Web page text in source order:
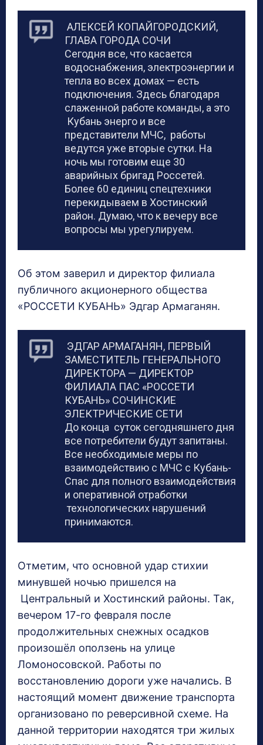
АЛЕКСЕЙ КОПАЙГОРОДСКИЙ,
ГЛАВА ГОРОДА СОЧИ
Сегодня все, что касается
водоснабжения, электроэнергии и
тепла во всех домах — есть
подключения. Здесь благодаря
слаженной работе команды, а это
Кубань энерго и все
представители МЧС, работы
ведутся уже вторые сутки. На
ночь мы готовим еще 30
аварийных бригад Россетей.
Более 60 единиц спецтехники
перекидываем в Хостинский
район. Думаю, что к вечеру все
вопросы мы урегулируем.
Об этом заверил и директор филиала
публичного акционерного общества
«РОССЕТИ КУБАНЬ» Эдгар Армаганян.
ЭДГАР АРМАГАНЯН, ПЕРВЫЙ
ЗАМЕСТИТЕЛЬ ГЕНЕРАЛЬНОГО
ДИРЕКТОРА — ДИРЕКТОР
ФИЛИАЛА ПАС «РОССЕТИ
КУБАНЬ» СОЧИНСКИЕ
ЭЛЕКТРИЧЕСКИЕ СЕТИ
До конца суток сегодняшнего дня
все потребители будут запитаны.
Все необходимые меры по
взаимодействию с МЧС с Кубань-
Спас для полного взаимодействия
и оперативной отработки
технологических нарушений
принимаются.
Отметим, что основной удар стихии
минувшей ночью пришелся на
Центральный и Хостинский районы. Так,
вечером 17-го февраля после
продолжительных снежных осадков
произошёл оползень на улице
Ломоносовской. Работы по
восстановлению дороги уже начались. В
настоящий момент движение транспорта
организовано по реверсивной схеме. На
данной территории находятся три жилых